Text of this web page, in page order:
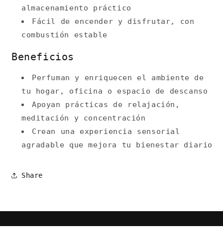
almacenamiento práctico
Fácil de encender y disfrutar, con
combustión estable
Beneficios
Perfuman y enriquecen el ambiente de
tu hogar, oficina o espacio de descanso
Apoyan prácticas de relajación,
meditación y concentración
Crean una experiencia sensorial
agradable que mejora tu bienestar diario
Share